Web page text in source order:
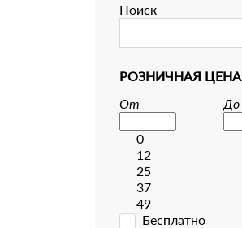
Поиск
РОЗНИЧНАЯ ЦЕНА
От
До
0
12
25
37
49
Бесплатно